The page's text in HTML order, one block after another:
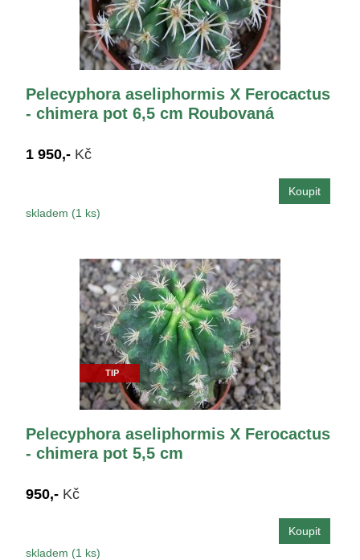
Pelecyphora aseliphormis X Ferocactus
- chimera pot 6,5 cm Roubovaná
1 950,- Kč
skladem (1 ks)
TIP
Pelecyphora aseliphormis X Ferocactus
- chimera pot 5,5 cm
950,- Kč
skladem (1 ks)